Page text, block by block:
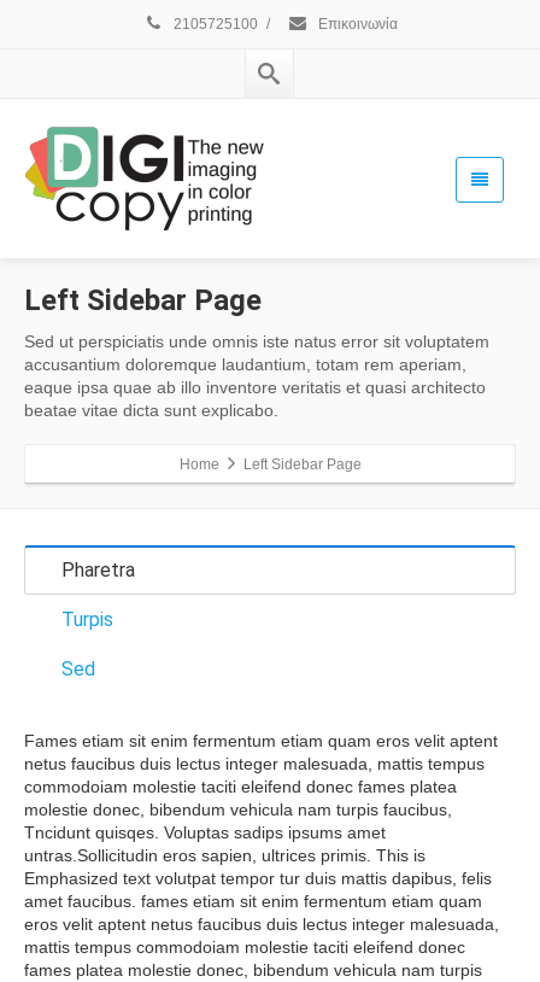
2105725100 / Επικοινωνία
Left Sidebar Page
Sed ut perspiciatis unde omnis iste natus error sit voluptatem
accusantium doloremque laudantium, totam rem aperiam,
eaque ipsa quae ab illo inventore veritatis et quasi architecto
beatae vitae dicta sunt explicabo.
Home Left Sidebar Page
Pharetra
Turpis
Sed
Fames etiam sit enim fermentum etiam quam eros velit aptent
netus faucibus duis lectus integer malesuada, mattis tempus
commodoiam molestie taciti eleifend donec fames platea
molestie donec, bibendum vehicula nam turpis faucibus,
Tncidunt quisqes. Voluptas sadips ipsums amet
untras.Sollicitudin eros sapien, ultrices primis. This is
Emphasized text volutpat tempor tur duis mattis dapibus, felis
amet faucibus. fames etiam sit enim fermentum etiam quam
eros velit aptent netus faucibus duis lectus integer malesuada,
mattis tempus commodoiam molestie taciti eleifend donec
fames platea molestie donec, bibendum vehicula nam turpis